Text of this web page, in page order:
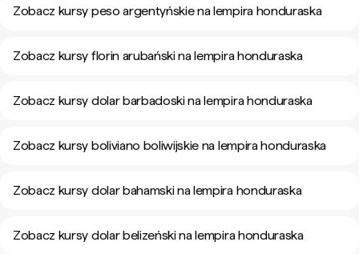
Zobacz kursy peso argentyńskie na lempira honduraska
Zobacz kursy florin arubański na lempira honduraska
Zobacz kursy dolar barbadoski na lempira honduraska
Zobacz kursy boliviano boliwijskie na lempira honduraska
Zobacz kursy dolar bahamski na lempira honduraska
Zobacz kursy dolar belizeński na lempira honduraska